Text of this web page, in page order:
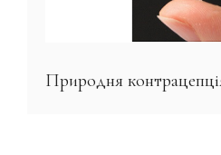
Природня